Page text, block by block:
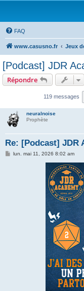
FAQ
www.casusno.fr Jeux
[Podcast] JDR
Répondre
119 messages
neuralnoise
Prophète
Re: [Podcast] JDR
Mlun. mai 11, 2026 8:02 am